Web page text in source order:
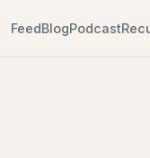
FeedBlogPodcast